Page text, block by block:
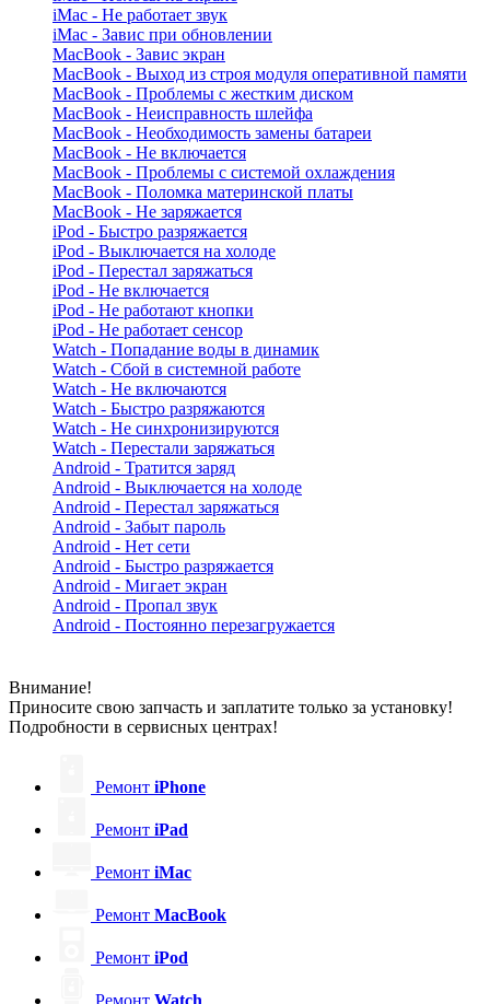
iMac - Не работает звук
iMac - Завис при обновлении
MacBook - Завис экран
MacBook - Выход из строя модуля оперативной памяти
MacBook - Проблемы с жестким диском
MacBook - Неисправность шлейфа
MacBook - Необходимость замены батареи
MacBook - Не включается
MacBook - Проблемы с системой охлаждения
MacBook - Поломка материнской платы
MacBook - Не заряжается
iPod - Быстро разряжается
iPod - Выключается на холоде
iPod - Перестал заряжаться
iPod - Не включается
iPod - Не работают кнопки
iPod - Не работает сенсор
Watch - Попадание воды в динамик
Watch - Сбой в системной работе
Watch - Не включаются
Watch - Быстро разряжаются
Watch - Не синхронизируются
Watch - Перестали заряжаться
Android - Тратится заряд
Android - Выключается на холоде
Android - Перестал заряжаться
Android - Забыт пароль
Android - Нет сети
Android - Быстро разряжается
Android - Мигает экран
Android - Пропал звук
Android - Постоянно перезагружается
Внимание!
Приносите свою запчасть и заплатите только за установку!
Подробности в сервисных центрах!
Ремонт iPhone
Ремонт iPad
Ремонт iMac
Ремонт MacBook
Ремонт iPod
Ремонт Watch